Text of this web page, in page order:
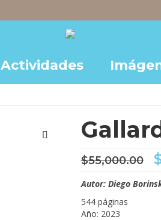
Actividades
$55,000.00
Autor: Diego
544 páginas
Año: 2023